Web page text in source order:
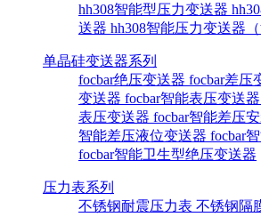
hh308智能型压力变送器
送器 hh308智能压力变送器（
单晶硅变送器系列
focbar绝压变送器 focbar差压
变送器 focbar智能表压变送器
表压变送器 focbar智能差压
智能差压液位变送器 focbar
focbar智能卫生型绝压变送器
压力表系列
不锈钢耐震压力表 不锈钢隔